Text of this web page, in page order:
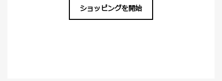
ショッピングを開始